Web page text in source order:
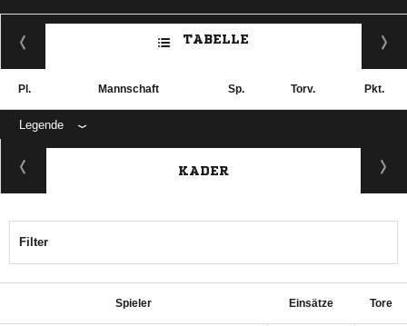
TABELLE
Pl. Mannschaft Sp. Torv. Pkt.
Legende
KADER
Filter
Spieler Einsätze Tore